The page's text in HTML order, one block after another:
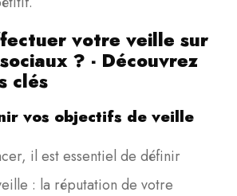
votre veille sur
? - Découvrez
clés
vos objectifs de veille
il est essentiel de définir
: la réputation de votre